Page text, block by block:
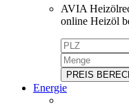
AVIA
online Heizöl
PREIS
Energie